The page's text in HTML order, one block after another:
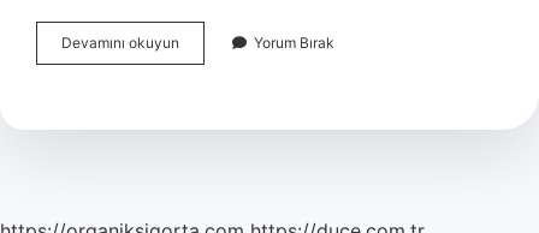
Devamını okuyun
Olan
Alınır
Yorum Bırak